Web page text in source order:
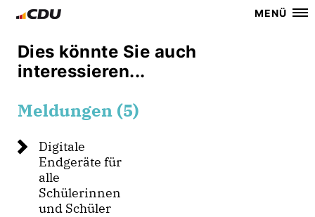
MENÜ
Dies könnte Sie auch
interessieren...
Meldungen (5)
Digitale
Endgeräte für
alle
Schülerinnen
und Schüler